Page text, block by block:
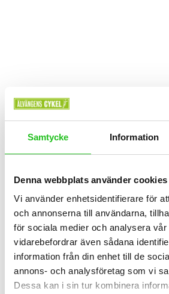
Samtycke Information
Denna webbplats använder cookies
Vi använder enhetsidentifierare för
och annonserna till användarna,
för sociala medier och analysera
vidarebefordrar även sådana
information från din enhet till de
annons- och analysföretag som vi
Dessa kan i sin tur kombinera
SRAM GX XG-1275 10-50t 12s
2 299,00kr